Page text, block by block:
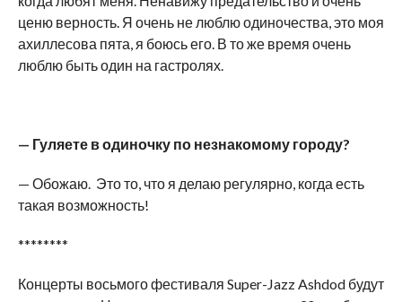
ценю верность. Я очень не люблю одиночества, это моя
ахиллесова пята, я боюсь его. В то же время очень
люблю быть один на гастролях.
— Гуляете в одиночку по незнакомому городу?
— Обожаю. Это то, что я делаю регулярно, когда есть
такая возможность!
********
Концерты восьмого фестиваля Super-Jazz Ashdod будут